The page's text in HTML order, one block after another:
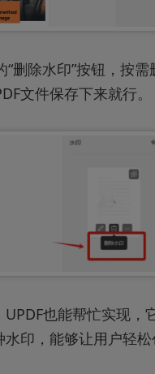
删除水印”按钮，按需
文件保存下来就行。
也能帮忙实现，
水印，能够让用户轻